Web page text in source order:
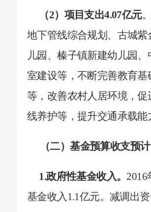
（2）项目支出4.07亿元。
地下管线综合规划、古城
儿园、榛子镇新建幼儿园
室建设等，不断完善教育
等，改善农村人居环境，
线养护等，提升交通承载
（二）基金预算收支预计
1.政府性基金收入。 2016
基金收入 1.1亿元。减调出